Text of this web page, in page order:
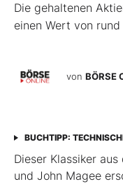
Die gehaltenen
einen Wert von
von BÖRSE
BUCHTIPP:
Dieser Klassiker
und John Magee